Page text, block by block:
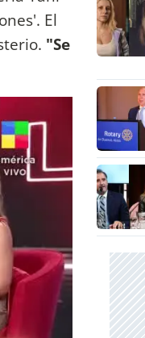
El
"Se